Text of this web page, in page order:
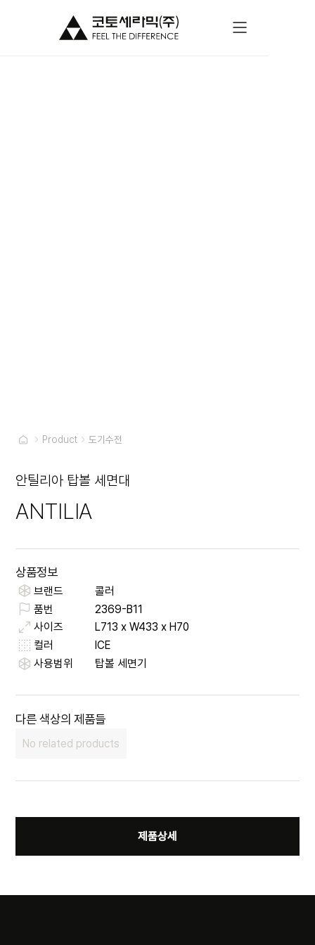
Product 도기수전
안틸리아 탑볼 세면대
ANTILIA
상품정보
브랜드
콜러
품번
2369-B11
사이즈
L713 x W433 x H70
컬러
ICE
사용범위
탑볼 세면기
다른 색상의 제품들
No related products
제품상세